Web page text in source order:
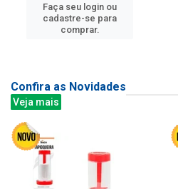
Faça seu login ou
cadastre-se para
comprar.
Confira as Novidades
Veja mais